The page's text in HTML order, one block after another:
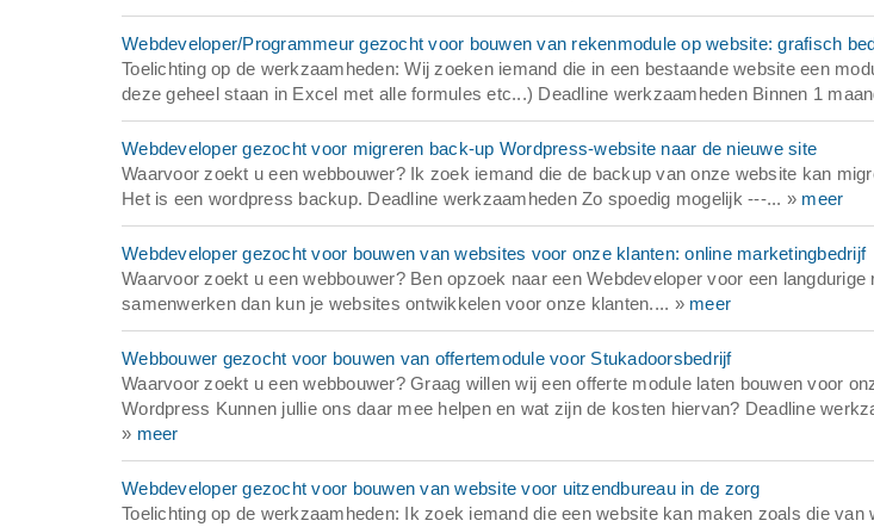
Webdeveloper/Programmeur gezocht voor bouwen van rekenmodule op website: grafisch
Toelichting op de werkzaamheden: Wij zoeken iemand die in een bestaande website een
deze geheel staan in Excel met alle formules etc...) Deadline werkzaamheden Binnen 1
Webdeveloper gezocht voor migreren back-up Wordpress-website naar de nieuwe site
Waarvoor zoekt u een webbouwer? Ik zoek iemand die de backup van onze website kan
Het is een wordpress backup. Deadline werkzaamheden Zo spoedig mogelijk ---... » meer
Webdeveloper gezocht voor bouwen van websites voor onze klanten: online marketingbedrijf
Waarvoor zoekt u een webbouwer? Ben opzoek naar een Webdeveloper voor een langdurige
samenwerken dan kun je websites ontwikkelen voor onze klanten.... » meer
Webbouwer gezocht voor bouwen van offertemodule voor Stukadoorsbedrijf
Waarvoor zoekt u een webbouwer? Graag willen wij een offerte module laten bouwen voor
Wordpress Kunnen jullie ons daar mee helpen en wat zijn de kosten hiervan? Deadline
» meer
Webdeveloper gezocht voor bouwen van website voor uitzendbureau in de zorg
Toelichting op de werkzaamheden: Ik zoek iemand die een website kan maken zoals die van